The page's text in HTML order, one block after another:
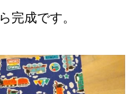
完成です。